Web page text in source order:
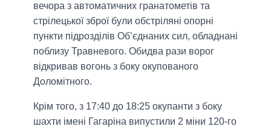
вечора з автоматичних гранатометів та
стрілецької зброї були обстріляні опорні
пункти підрозділів Об’єднаних сил, обладнані
поблизу Травневого. Обидва рази ворог
відкривав вогонь з боку окупованого
Доломітного.
Крім того, з 17:40 до 18:25 окупанти з боку
шахти імені Гагаріна випустили 2 міни 120-го